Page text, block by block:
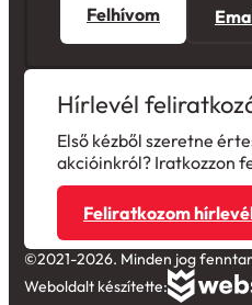
Felhívom
Hírlevél
Első kézből szeretne
akcióinkról? Iratkozzon
Feliratkozom
©2021-2026. Minden jog
Weboldalt készítette: